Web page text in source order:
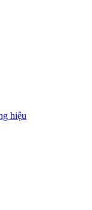
hiệu